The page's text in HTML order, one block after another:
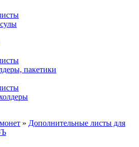
пакетики
» Дополнительные листы для